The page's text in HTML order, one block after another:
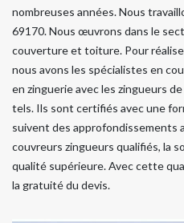
nombreuses années. Nous
69170. Nous œuvrons dans le
couverture et toiture. Pour
nous avons les spécialistes en
en zinguerie avec les zingueurs
tels. Ils sont certifiés avec une
suivent des approfondissements
couvreurs zingueurs qualifiés, la
qualité supérieure. Avec cette
la gratuité du devis.